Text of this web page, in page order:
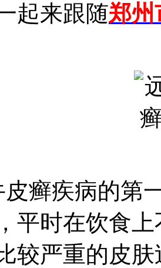
起来跟随郑州
皮癣疾病的第
平时在饮食
较严重的皮